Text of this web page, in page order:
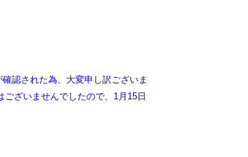
認された為、大変申し訳ございま
ざいませんでしたので、1月15日